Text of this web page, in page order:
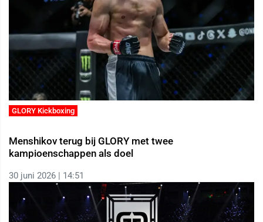
GLORY Kickboxing
Menshikov terug bij GLORY met twee
kampioenschappen als doel
30 juni 2026 | 14:51